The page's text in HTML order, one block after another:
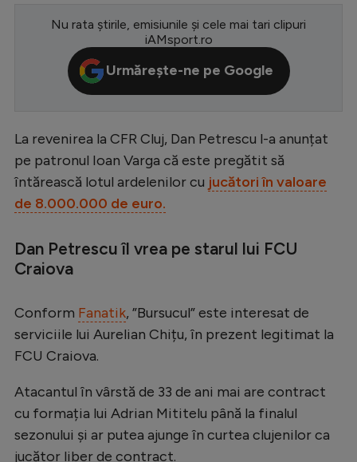
Conference League
CM 2026
Premier League
Serie A
Bundesliga
Ligue 1
Campionate
Stranieri
Clasamente
Tenis
Nu rata știrile, emisiunile și cele mai tari clipuri
iAMsport.ro
Urmărește-ne pe Google
La revenirea la CFR Cluj, Dan Petrescu l-a anunțat
pe patronul Ioan Varga că este pregătit să
întărească lotul ardelenilor cu jucători în valoare
de 8.000.000 de euro.
Dan Petrescu îl vrea pe starul lui FCU
Craiova
Conform Fanatik, ”Bursucul” este interesat de
serviciile lui Aurelian Chițu, în prezent legitimat la
FCU Craiova.
Atacantul în vârstă de 33 de ani mai are contract
cu formația lui Adrian Mititelu până la finalul
sezonului și ar putea ajunge în curtea clujenilor ca
jucător liber de contract.